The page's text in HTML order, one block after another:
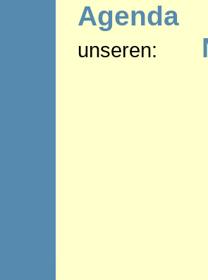
Agenda
unseren: